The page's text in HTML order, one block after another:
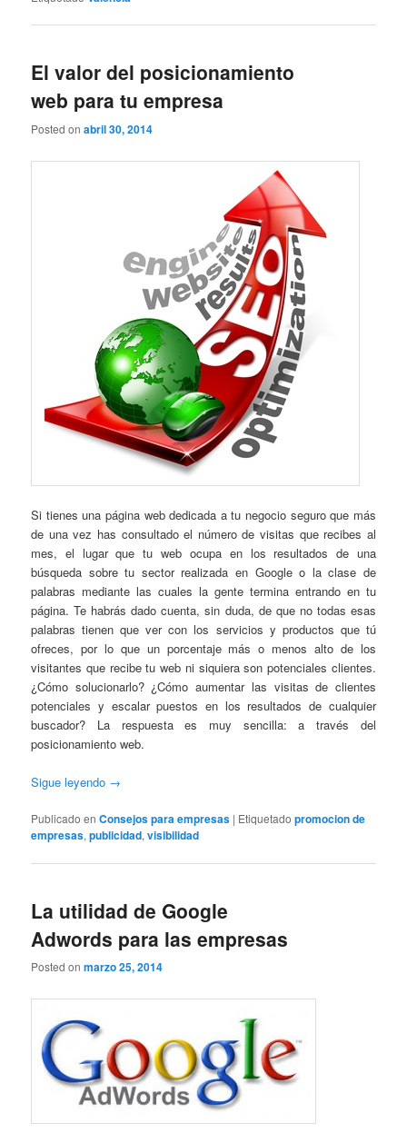
El valor del posicionamiento
web para tu empresa
Posted onabril 30, 2014
Si tienes una página web dedicada a tu negocio seguro que más
de una vez has consultado el número de visitas que recibes al
mes, el lugar que tu web ocupa en los resultados de una
búsqueda sobre tu sector realizada en Google o la clase de
palabras mediante las cuales la gente termina entrando en tu
página. Te habrás dado cuenta, sin duda, de que no todas esas
palabras tienen que ver con los servicios y productos que tú
ofreces, por lo que un porcentaje más o menos alto de los
visitantes que recibe tu web ni siquiera son potenciales clientes.
¿Cómo solucionarlo? ¿Cómo aumentar las visitas de clientes
potenciales y escalar puestos en los resultados de cualquier
buscador? La respuesta es muy sencilla: a través del
posicionamiento web.
Sigue leyendo →
Publicado en Consejos para empresas | Etiquetado promocion de
empresas,publicidad,visibilidad
La utilidad de Google
Adwords para las empresas
Posted onmarzo 25, 2014